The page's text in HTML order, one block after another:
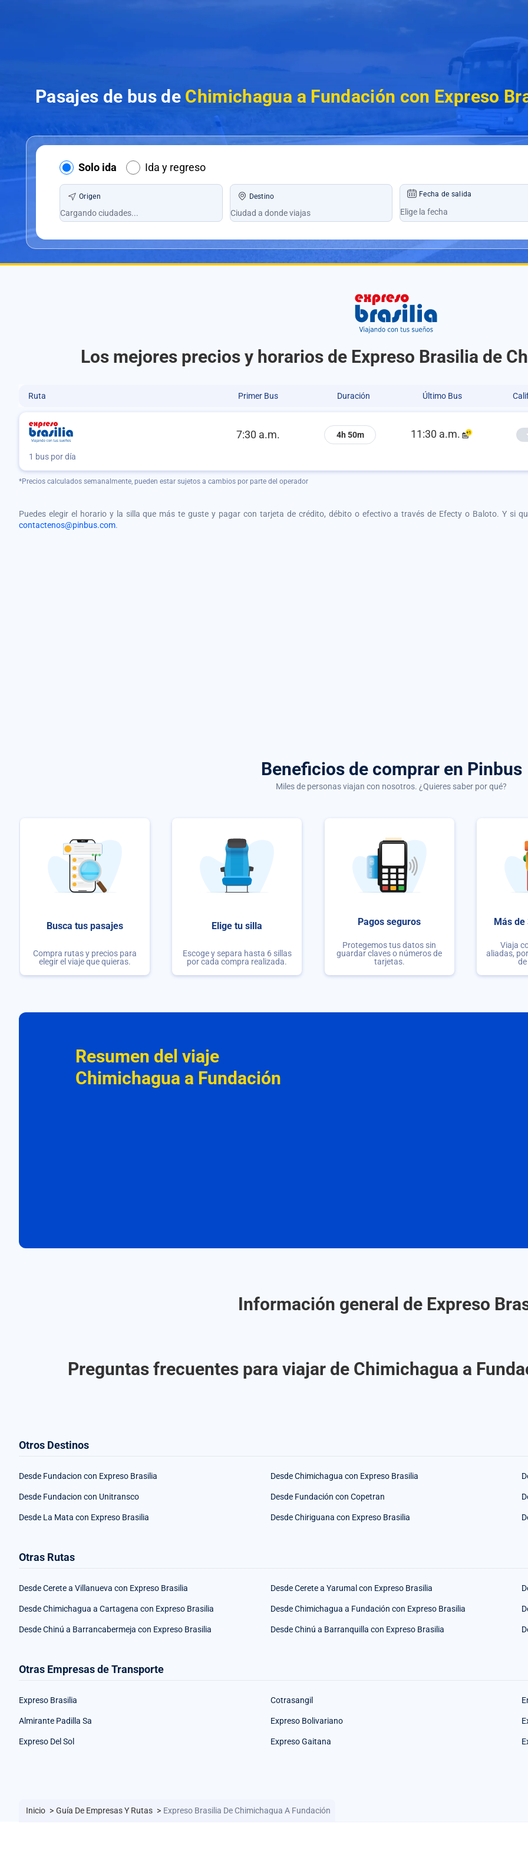
Pasajes de bus de Chimichagua a Fundación con Expreso
Solo ida Ida y regreso
Origen Destino Fecha de salida
Los mejores precios y horarios de Expreso Brasilia de
Ruta Primer Bus Duración Último Bus
7:30 a.m. 4h 50m 11:30 a.m.
1 bus por día
*Precios calculados semanalmente, pueden estar sujetos a cambios por parte del operador
Puedes elegir el horario y la silla que más te guste y pagar con tarjeta de crédito, débito o efectivo a través de Efecty o Baloto. Y si
contactenos@pinbus.com.
Beneficios de comprar en Pinbus
Miles de personas viajan con nosotros. ¿Quieres saber por qué?
Busca tus pasajes
Compra rutas y precios para
elegir el viaje que quieras.
Elige tu silla
Escoge y separa hasta 6 sillas
por cada compra realizada.
Pagos seguros
Protegemos tus datos sin
guardar claves o números de
tarjetas.
Más de
Viaja
aliadas,
Resumen del viaje
Chimichagua a Fundación
Información general de Expreso
Preguntas frecuentes para viajar de Chimichagua a
Otros Destinos
Desde Fundacion con Expreso Brasilia Desde Chimichagua con Expreso Brasilia
Desde Fundacion con Unitransco Desde Fundación con Copetran
Desde La Mata con Expreso Brasilia Desde Chiriguana con Expreso Brasilia
Otras Rutas
Desde Cerete a Villanueva con Expreso Brasilia Desde Cerete a Yarumal con Expreso Brasilia
Desde Chimichagua a Cartagena con Expreso Brasilia Desde Chimichagua a Fundación con Expreso Brasilia
Desde Chinú a Barrancabermeja con Expreso Brasilia Desde Chinú a Barranquilla con Expreso Brasilia
Otras Empresas de Transporte
Expreso Brasilia Cotrasangil
Almirante Padilla Sa Expreso Bolivariano
Expreso Del Sol Expreso Gaitana
Inicio > Guía De Empresas Y Rutas > Expreso Brasilia De Chimichagua A Fundación